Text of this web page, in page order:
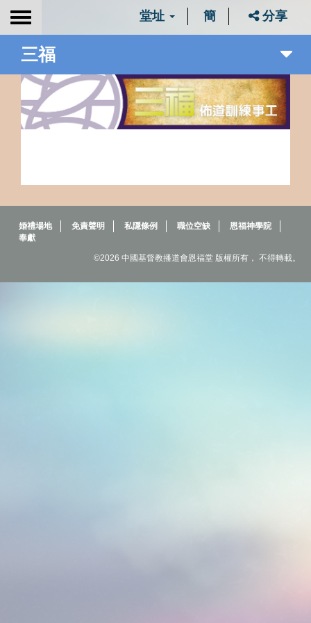
Toggle
堂址 簡 分享
三福
婚禮場地 免責聲明 私隱條例 職位空缺
恩福神學院
奉獻
©2026 中國基督教播道會恩福堂 版權所有， 不得轉載。